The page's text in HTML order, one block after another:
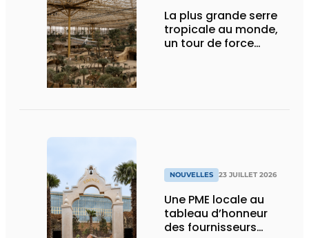
La plus grande serre
tropicale au monde,
un tour de force
NOUVELLES 23 JUILLET 2026
Une PME locale au
tableau d’honneur
des fournisseurs